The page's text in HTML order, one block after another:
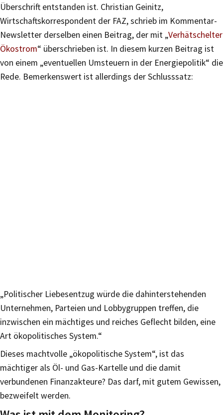
Überschrift entstanden ist. Christian Geinitz,
Wirtschaftskorrespondent der FAZ, schrieb im Kommentar-
Newsletter derselben einen Beitrag, der mit „Verhätschelter
Ökostrom“ überschrieben ist. In diesem kurzen Beitrag ist
von einem „eventuellen Umsteuern in der Energiepolitik“ die
Rede. Bemerkenswert ist allerdings der Schlusssatz:
„Politischer Liebesentzug würde die dahinterstehenden
Unternehmen, Parteien und Lobbygruppen treffen, die
inzwischen ein mächtiges und reiches Geflecht bilden, eine
Art ökopolitisches System.“
Dieses machtvolle „ökopolitische System“, ist das
mächtiger als Öl- und Gas-Kartelle und die damit
verbundenen Finanzakteure? Das darf, mit gutem Gewissen,
bezweifelt werden.